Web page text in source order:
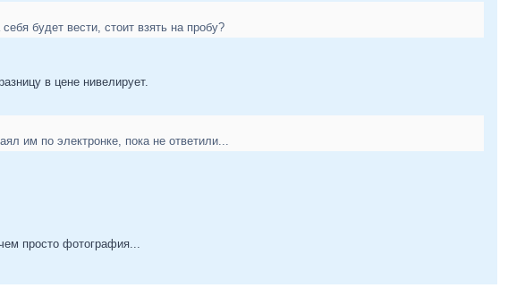
будет вести, стоит взять на пробу?
в цене нивелирует.
им по электронке, пока не ответили...
просто фотография...